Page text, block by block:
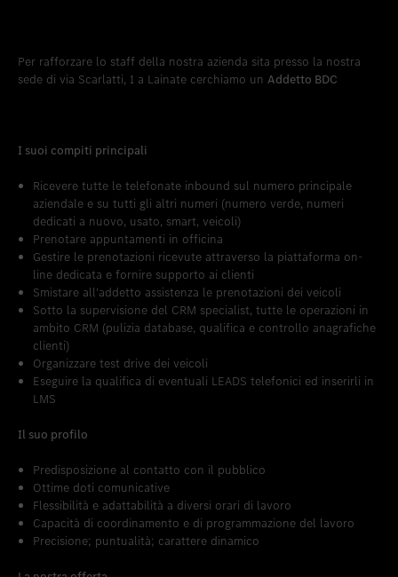
Per rafforzare lo staff della nostra azienda sita presso la nostra
sede di via Scarlatti, 1 a Lainate cerchiamo un Addetto BDC
I suoi compiti principali
Ricevere tutte le telefonate inbound sul numero principale
aziendale e su tutti gli altri numeri (numero verde, numeri
dedicati a nuovo, usato, smart, veicoli)
Prenotare appuntamenti in officina
Gestire le prenotazioni ricevute attraverso la piattaforma on-
line dedicata e fornire supporto ai clienti
Smistare all’addetto assistenza le prenotazioni dei veicoli
Sotto la supervisione del CRM specialist, tutte le operazioni in
ambito CRM (pulizia database, qualifica e controllo anagrafiche
clienti)
Organizzare test drive dei veicoli
Eseguire la qualifica di eventuali LEADS telefonici ed inserirli in
LMS
Il suo profilo
Predisposizione al contatto con il pubblico
Ottime doti comunicative
Flessibilità e adattabilità a diversi orari di lavoro
Capacità di coordinamento e di programmazione del lavoro
Precisione; puntualità; carattere dinamico